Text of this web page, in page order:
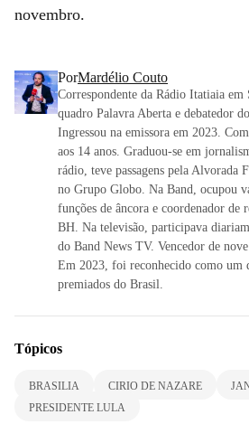
novembro.
PorMardélio Couto
Correspondente da Rádio Itatiaia em
quadro Palavra Aberta e debatedor
Ingressou na emissora em 2023.
aos 14 anos. Graduou-se em
rádio, teve passagens pela Alvorada
no Grupo Globo. Na Band, ocupou
funções de âncora e coordenador de
BH. Na televisão, participava
do Band News TV. Vencedor de
Em 2023, foi reconhecido como um
premiados do Brasil.
Tópicos
BRASILIA CIRIO DE NAZARE
PRESIDENTE LULA